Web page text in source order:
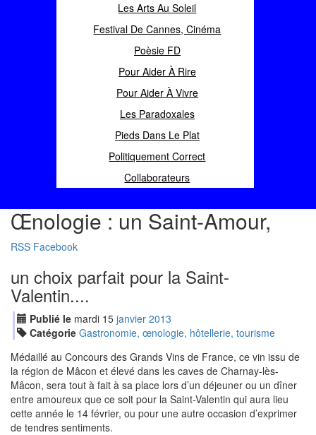
Les Arts Au Soleil
Festival De Cannes, Cinéma
Poèsie FD
Pour Aider À Rire
Pour Aider À Vivre
Les Paradoxales
Pieds Dans Le Plat
Politiquement Correct
Collaborateurs
Œnologie : un Saint-Amour,
RSS Facebook
un choix parfait pour la Saint-
Valentin....
Publié le mardi 15 janvier 2013
Catégorie Gastronomie, œnologie, hôtellerie, tourisme
Médaillé au Concours des Grands Vins de France, ce vin issu de
la région de Mâcon et élevé dans les caves de Charnay-lès-
Mâcon, sera tout à fait à sa place lors d’un déjeuner ou un dîner
entre amoureux que ce soit pour la Saint-Valentin qui aura lieu
cette année le 14 février, ou pour une autre occasion d’exprimer
de tendres sentiments.